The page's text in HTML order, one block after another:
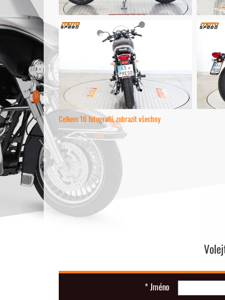
Celkem 16 fotografií, zobrazit všechny
*Jméno